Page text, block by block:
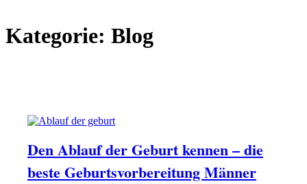
Kategorie: Blog
Den Ablauf der Geburt kennen – die
beste Geburtsvorbereitung Männer